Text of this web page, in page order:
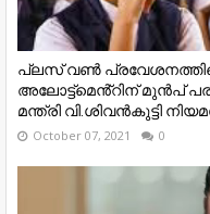
പ്ലസ് വൺ
അലോട്ട്മെൻ്റിന് മുൻപ്
മന്ത്രി വി.ശിവൻകുട്ടി
October 07, 2021 0